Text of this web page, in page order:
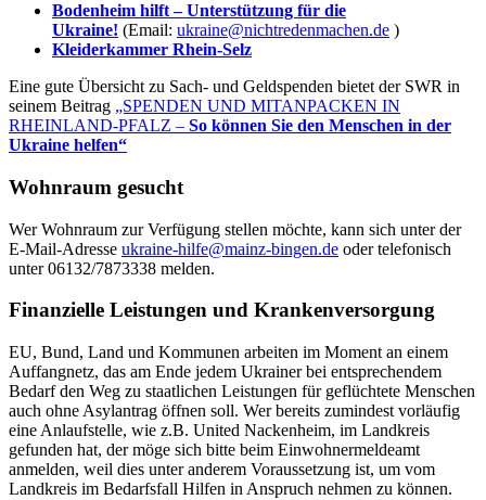
Bodenheim hilft – Unterstützung für die
Ukraine! (Email: ukraine@nichtredenmachen.de )
Kleiderkammer Rhein-Selz
Eine gute Übersicht zu Sach- und Geldspenden bietet der SWR in
seinem Beitrag „SPENDEN UND MITANPACKEN IN
RHEINLAND-PFALZ – So können Sie den Menschen in der
Ukraine helfen“
Wohnraum gesucht
Wer Wohnraum zur Verfügung stellen möchte, kann sich unter der
E-Mail-Adresse ukraine-hilfe@mainz-bingen.de oder telefonisch
unter 06132/7873338 melden.
Finanzielle Leistungen und Krankenversorgung
EU, Bund, Land und Kommunen arbeiten im Moment an einem
Auffangnetz, das am Ende jedem Ukrainer bei entsprechendem
Bedarf den Weg zu staatlichen Leistungen für geflüchtete Menschen
auch ohne Asylantrag öffnen soll. Wer bereits zumindest vorläufig
eine Anlaufstelle, wie z.B. United Nackenheim, im Landkreis
gefunden hat, der möge sich bitte beim Einwohnermeldeamt
anmelden, weil dies unter anderem Voraussetzung ist, um vom
Landkreis im Bedarfsfall Hilfen in Anspruch nehmen zu können.